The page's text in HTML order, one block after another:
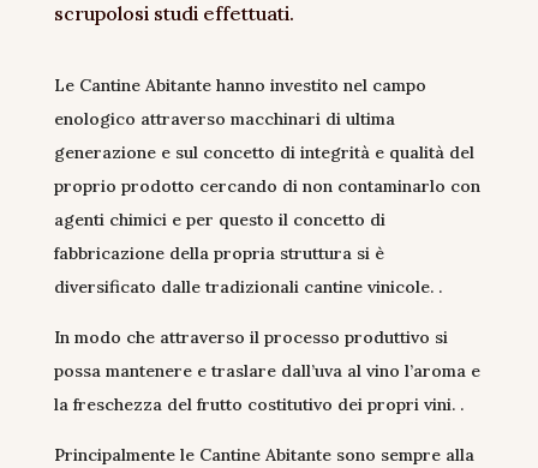
scrupolosi studi effettuati.
Le Cantine Abitante hanno investito nel campo
enologico attraverso macchinari di ultima
generazione e sul concetto di integrità e qualità del
proprio prodotto cercando di non contaminarlo con
agenti chimici e per questo il concetto di
fabbricazione della propria struttura si è
diversificato dalle tradizionali cantine vinicole. .
In modo che attraverso il processo produttivo si
possa mantenere e traslare dall’uva al vino l’aroma e
la freschezza del frutto costitutivo dei propri vini. .
Principalmente le Cantine Abitante sono sempre alla